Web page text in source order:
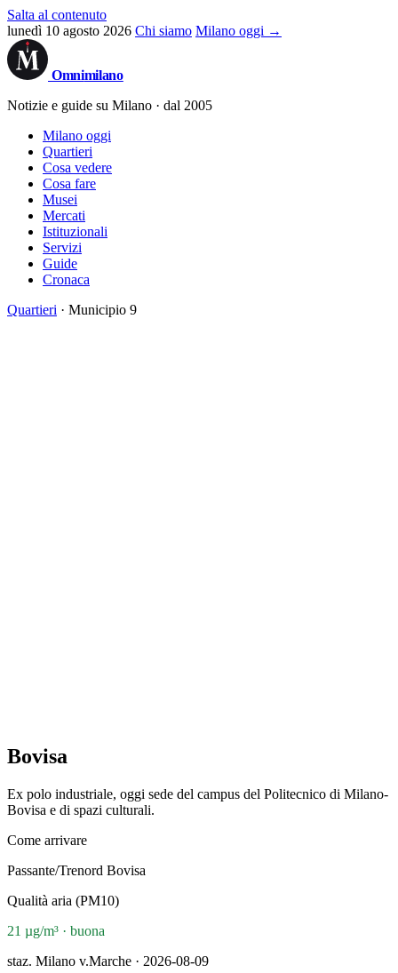
Salta al contenuto
lunedì 10 agosto 2026 Chi siamo Milano oggi →
Omnimilano
Notizie e guide su Milano · dal 2005
Milano oggi
Quartieri
Cosa vedere
Cosa fare
Musei
Mercati
Istituzionali
Servizi
Guide
Cronaca
Quartieri · Municipio 9
Bovisa
Ex polo industriale, oggi sede del campus del Politecnico di Milano-
Bovisa e di spazi culturali.
Come arrivare
Passante/Trenord Bovisa
Qualità aria (PM10)
21 µg/m³ · buona
staz. Milano v.Marche · 2026-08-09